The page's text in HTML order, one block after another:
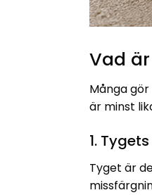
Vad
Många
är minst
1.
Tyget är